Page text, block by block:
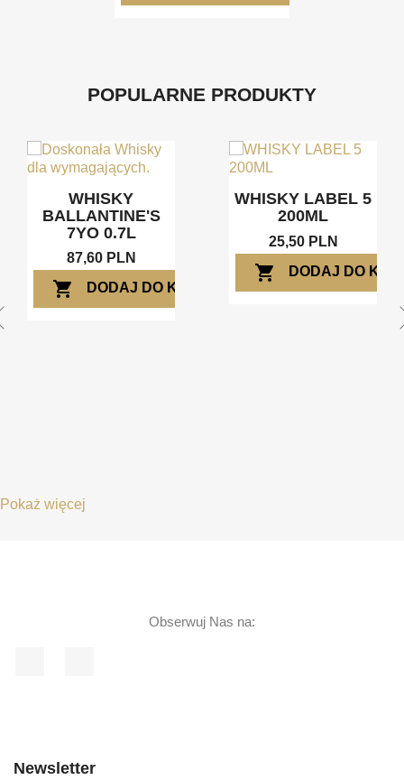
POPULARNE PRODUKTY
WHISKY
BALLANTINE'S
7YO 0.7L
87,60 PLN
shopping_cart DODAJ DO KOSZYKA
WHISKY LABEL 5
200ML
25,50 PLN
shopping_cart DODAJ DO
Pokaż więcej
Obserwuj Nas na:
Newsletter